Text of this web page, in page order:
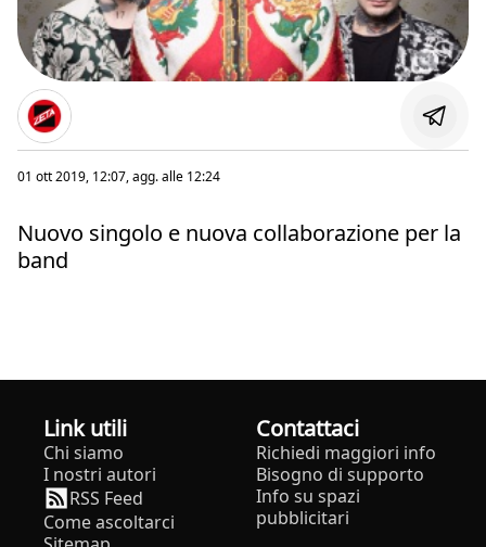
01 ott 2019, 12:07, agg. alle 12:24
Nuovo singolo e nuova collaborazione per la
band
Link utili
Chi siamo
I nostri autori
RSS Feed
Come ascoltarci
Contattaci
Richiedi maggiori info
Bisogno di supporto
Info su spazi
pubblicitari